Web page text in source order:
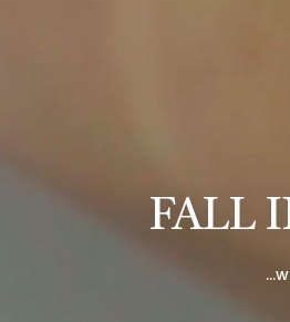
FALL